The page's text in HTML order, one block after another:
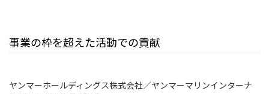
事業の枠を超えた活動での貢献
ヤンマーホールディングス株式会社／ヤンマーマリンインターナ